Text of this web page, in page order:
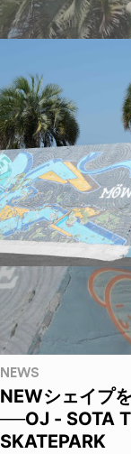
NEWS
NEWシェイプ
──OJ - SOTA
SKATEPARK